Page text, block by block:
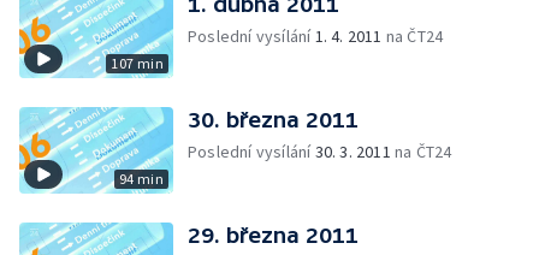
107 min
Poslední vysílání1. 4. 2011 na ČT24
94 min
30. března 2011
Poslední vysílání30. 3. 2011 na ČT24
29. března 2011